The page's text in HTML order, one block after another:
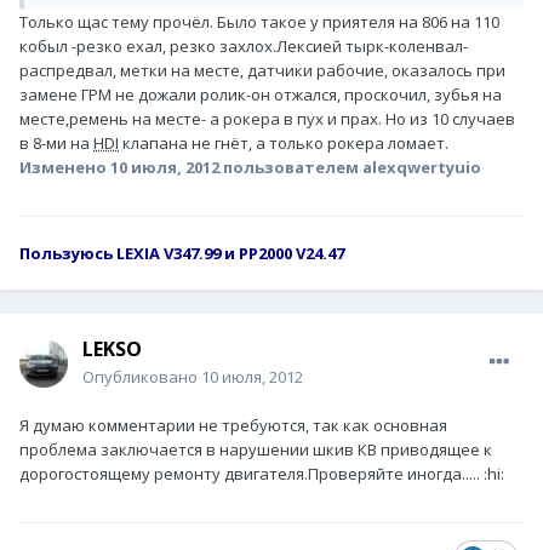
Только щас тему прочёл. Было такое у приятеля на 806 на 110
кобыл -резко ехал, резко захлох.Лексией тырк-коленвал-
распредвал, метки на месте, датчики рабочие, оказалось при
замене ГРМ не дожали ролик-он отжался, проскочил, зубья на
месте,ремень на месте- а рокера в пух и прах. Но из 10 случаев
в 8-ми на HDI клапана не гнёт, а только рокера ломает.
Изменено 10 июля, 2012пользователем alexqwertyuio
Пользуюсь LEXIA V347.99 и PP2000 V24.47
LEKSO
Опубликовано 10 июля, 2012
Я думаю комментарии не требуются, так как основная
проблема заключается в нарушении шкив КВ приводящее к
дорогостоящему ремонту двигателя.Проверяйте иногда..... :hi: